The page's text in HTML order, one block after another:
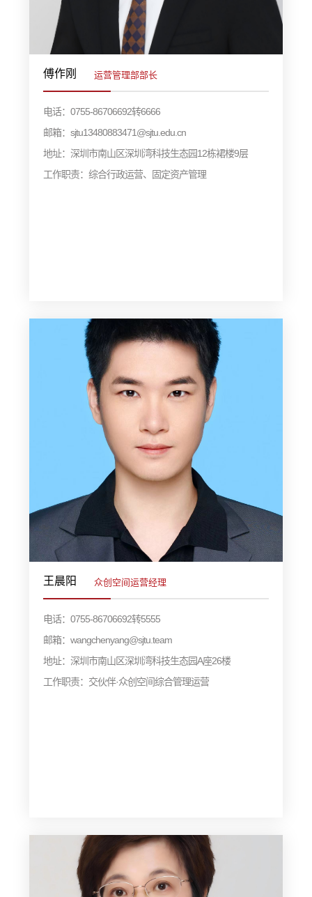
傅作刚 运营管理部部长
电话：0755-86706692转6666
邮箱：sjtu13480883471@sjtu.edu.cn
地址：深圳市南山区深圳湾科技生态园12栋裙楼9层
工作职责：综合行政运营、固定资产管理
王晨阳 众创空间运营经理
电话：0755-86706692转5555
邮箱：wangchenyang@sjtu.team
地址：深圳市南山区深圳湾科技生态园A座26楼
工作职责：交伙伴·众创空间综合管理运营